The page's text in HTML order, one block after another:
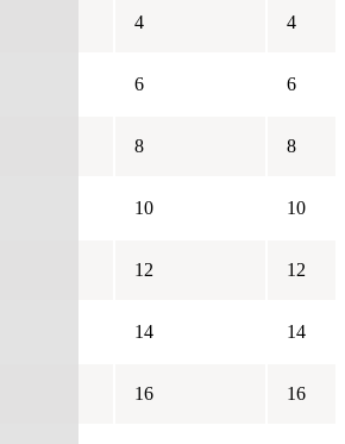
4 4
6 6
8 8
10 10
12 12
14 14
16 16